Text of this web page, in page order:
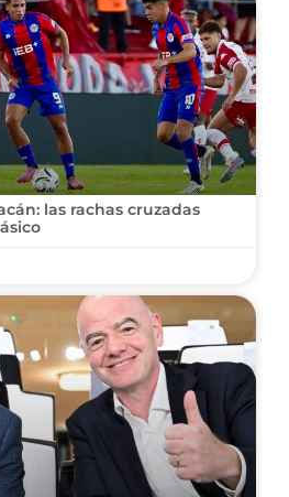
las rachas cruzadas